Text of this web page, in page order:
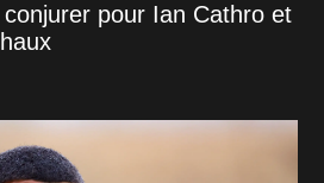
pour Ian Cathro et